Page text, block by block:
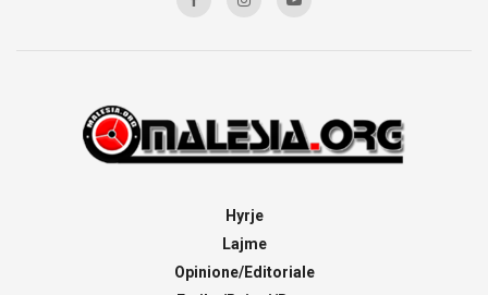
Hyrje
Lajme
Opinione/Editoriale